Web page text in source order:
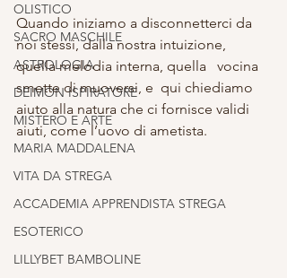
OLISTICO
SACRO MASCHILE
ASTROLOGIA
DEIMON ISPIRATORE
MISTERO E ARTE
MARIA MADDALENA
VITA DA STREGA
ACCADEMIA APPRENDISTA STREGA
ESOTERICO
LILLYBET BAMBOLINE
Quando iniziamo a disconnetterci da
noi stessi, dalla nostra intuizione,
quella melodia interna, quella   vocina
smette di muoversi, e  qui chiediamo
aiuto alla natura che ci fornisce validi
aiuti, come l’uovo di ametista.